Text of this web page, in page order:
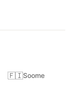
🇫🇮Soome